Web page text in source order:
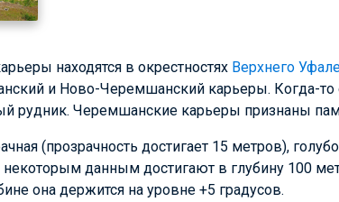
находятся в окрестностях Верхнего
и Ново-Черемшанский карьеры. Когда-
рудник. Черемшанские карьеры признаны
(прозрачность достигает 15 метров),
некоторым данным достигают в глубину 100
она держится на уровне +5 градусов.